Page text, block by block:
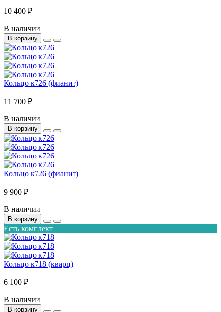
10 400 ₽
В наличии
В корзину
Кольцо к726 (фианит)
11 700 ₽
В наличии
В корзину
Кольцо к726 (фианит)
9 900 ₽
В наличии
В корзину
Есть комплект
Кольцо к718 (кварц)
6 100 ₽
В наличии
В корзину